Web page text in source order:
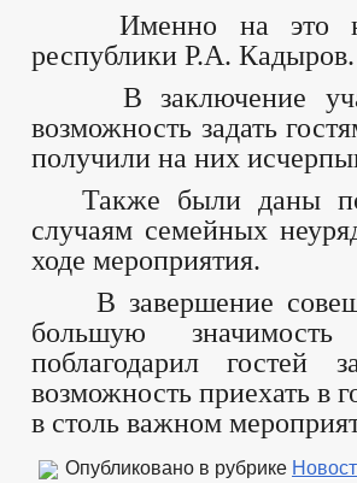
Именно на это
республики Р.А. Кадыров.
В заключение
возможность задать
получили на них
Также были даны
случаям семейных
ходе мероприятия.
В завершение
большую
поблагодарил
возможность приехать в
в столь важном
Опубликовано в рубрике